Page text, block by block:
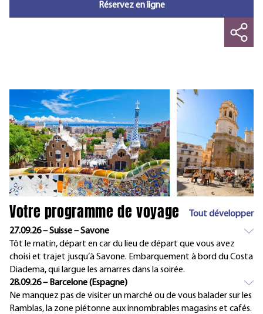
Réservez en ligne
Votre programme de voyage
Tout développer
27.09.26 – Suisse – Savone
Tôt le matin, départ en car du lieu de départ que vous avez
choisi et trajet jusqu’à Savone. Embarquement à bord du Costa
Diadema, qui largue les amarres dans la soirée.
28.09.26 – Barcelone (Espagne)
Ne manquez pas de visiter un marché ou de vous balader sur les
Ramblas, la zone piétonne aux innombrables magasins et cafés.